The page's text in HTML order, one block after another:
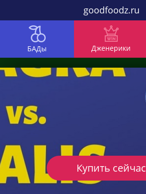
goodfoodz.ru
БАДы Дженерики
Купить сейчас